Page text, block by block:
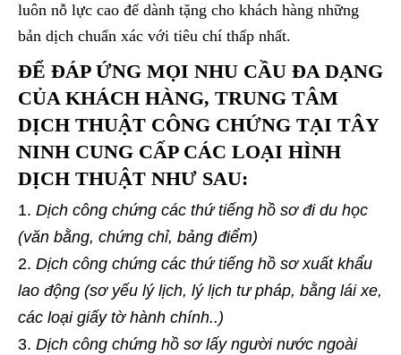
luôn nỗ lực cao để dành tặng cho khách hàng những
bản dịch chuẩn xác với tiêu chí thấp nhất.
ĐỂ ĐÁP ỨNG MỌI NHU CẦU ĐA DẠNG
CỦA KHÁCH HÀNG, TRUNG TÂM
DỊCH THUẬT CÔNG CHỨNG TẠI TÂY
NINH CUNG CẤP CÁC LOẠI HÌNH
DỊCH THUẬT NHƯ SAU:
Dịch công chứng các thứ tiếng hồ sơ đi du học
(văn bằng, chứng chỉ, bảng điểm)
Dịch công chứng các thứ tiếng hồ sơ xuất khẩu
lao động (sơ yếu lý lịch, lý lịch tư pháp, bằng lái xe,
các loại giấy tờ hành chính..)
Dịch công chứng hồ sơ lấy người nước ngoài